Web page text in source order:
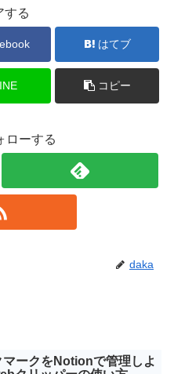
する
はてブ
コピー
ローする
daka
マークをNotionで管理しよ